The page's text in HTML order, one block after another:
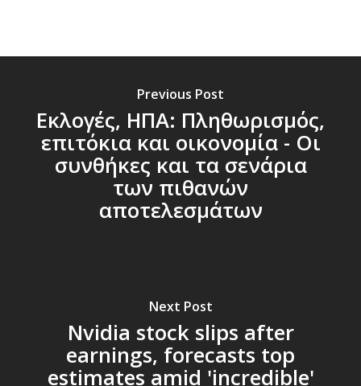
Previous Post
Εκλογές, ΗΠΑ: Πληθωρισμός,
επιτόκια και οικονομία - Οι
συνθήκες και τα σενάρια
των πιθανών
αποτελεσμάτων
Next Post
Nvidia stock slips after
earnings, forecasts top
estimates amid 'incredible'